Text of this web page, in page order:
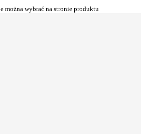
można wybrać na stronie produktu